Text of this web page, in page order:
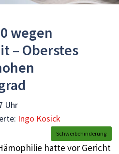
wegen
– Oberstes
Uhr
Ingo Kosick
Schwerbehinderung
hatte vor Gericht